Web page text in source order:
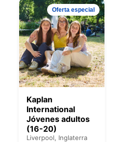
Oferta especial
Kaplan
International
Jóvenes adultos
(16-20)
Liverpool, Inglaterra